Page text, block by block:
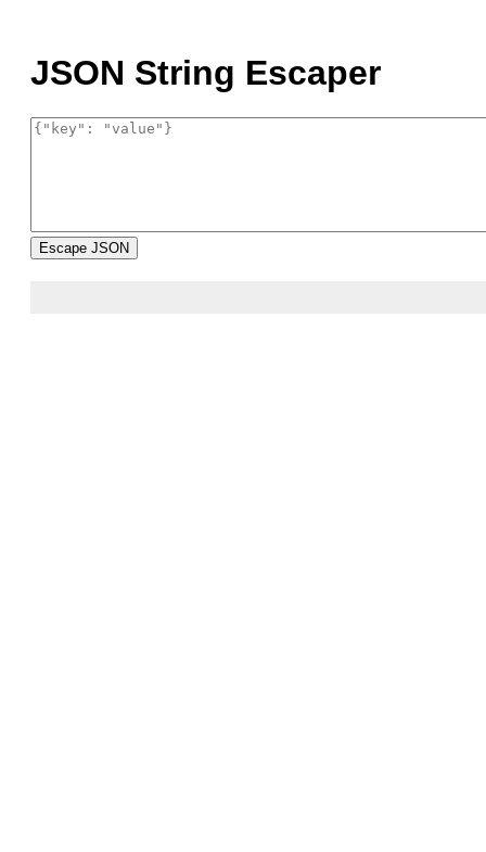
JSON String Escaper
Escape JSON